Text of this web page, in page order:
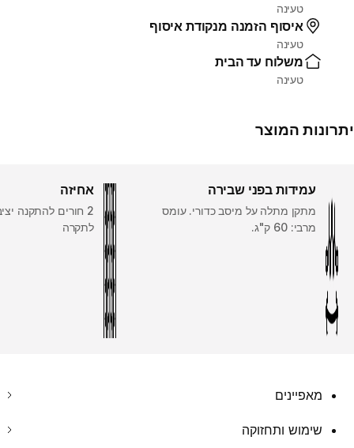
טעינה
איסוף הזמנה מנקודת איסוף
טעינה
משלוח עד הבית
טעינה
יתרונות המוצר
עמידות בפני שבירה
מתקן מתלה על מיסב כדורי. עומס
מרבי: 60 ק"ג.
אחיזה
2 חורים להתקנה
לתקרה
מאפיינים
שימוש ותחזוקה